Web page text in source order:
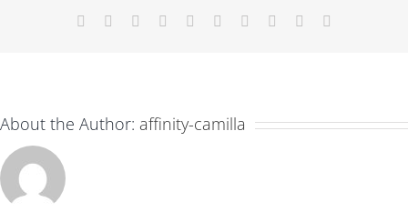
Facebook Reddit LinkedInWhatsApp
TumblrPinterest Xing
About the Author: affinity-camilla